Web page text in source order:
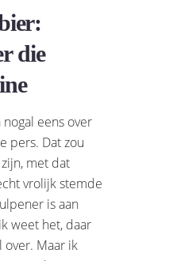
die
eens over
pers. Dat zou
met dat
vrolijk stemde
is aan
weet het, daar
over. Maar ik